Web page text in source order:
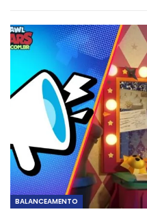
BALANCEAMENTO